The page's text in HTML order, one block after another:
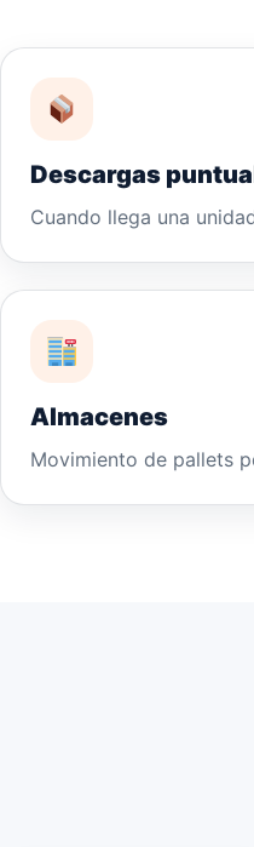
Descargas
Cuando llega una
Almacenes
Movimiento de pallets